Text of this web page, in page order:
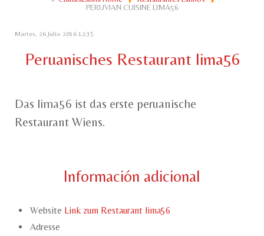
PERUVIAN CUISINE LIMA56
Martes, 26 Julio 2016 12:35
Peruanisches Restaurant lima56
Das lima56 ist das erste peruanische
Restaurant Wiens.
Información adicional
Website Link zum Restaurant lima56
Adresse